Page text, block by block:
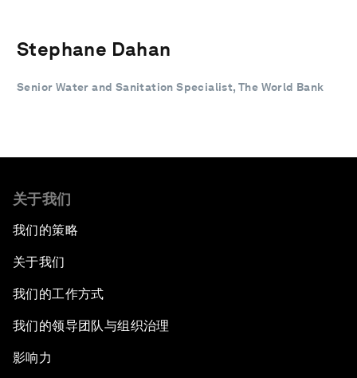
Stephane Dahan
Senior Water and Sanitation Specialist, The World Bank
关于我们
我们的策略
关于我们
我们的工作方式
我们的领导团队与组织治理
影响力